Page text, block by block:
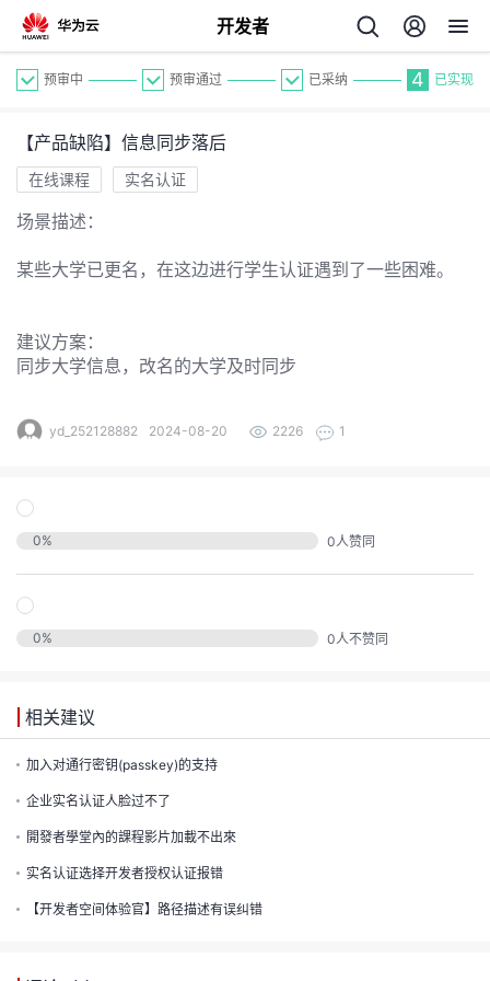
开发者
个
主
页
的
开
者
博
客
的
论
我
的
子
我
直
的
动
我
的
关
预审中 预审通过 已采纳 4 已实现
【产品缺陷】信息同步落后
在线课程 实名认证
场景描述：
某些大学已更名，在这边进行学生认证遇到了一些困难。
建议方案：
同步大学信息，改名的大学及时同步
yd_252128882 2024-08-20 2226 1
0% 0人赞同
0% 0人不赞同
相关建议
加入对通行密钥(passkey)的支持
企业实名认证人脸过不了
開發者學堂內的課程影片加載不出來
实名认证选择开发者授权认证报错
【开发者空间体验官】路径描述有误纠错